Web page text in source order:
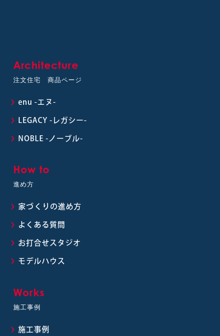
Architecture
注文住宅 商品ページ
enu -エヌ-
LEGACY -レガシー-
NOBLE -ノーブル-
How to
進め方
家づくりの進め方
よくある質問
お打合せスタジオ
モデルハウス
Works
施工事例
施工事例